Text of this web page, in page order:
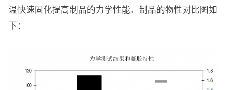
温快速固化提高制品的力学性能。制品的物性对比图如
下：